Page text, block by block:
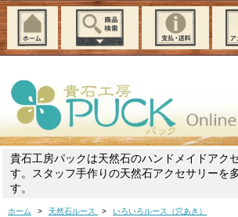
貴石工房パックは天然石のハンドメイドアク
す。スタッフ手作りの天然石アクセサリーを
す。
ホーム > 天然石ルース > いろいろルース（穴あき）